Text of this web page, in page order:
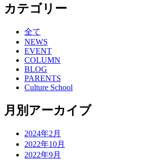
カテゴリー
全て
NEWS
EVENT
COLUMN
BLOG
PARENTS
Culture School
月別アーカイブ
2024年2月
2022年10月
2022年9月